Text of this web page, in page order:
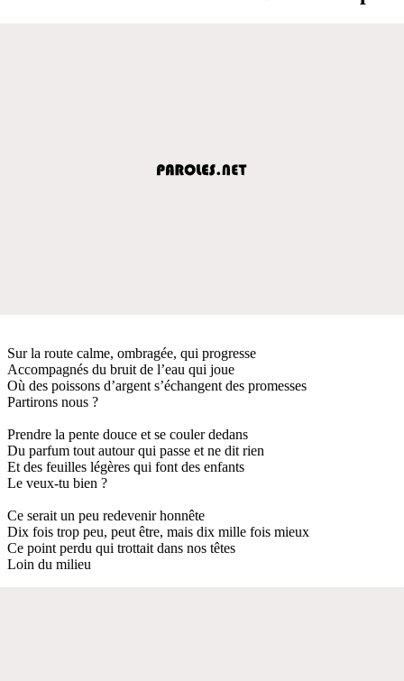
Sur la route calme, ombragée, qui progresse
Accompagnés du bruit de l’eau qui joue
Où des poissons d’argent s’échangent des promesses
Partirons nous ?
Prendre la pente douce et se couler dedans
Du parfum tout autour qui passe et ne dit rien
Et des feuilles légères qui font des enfants
Le veux-tu bien ?
Ce serait un peu redevenir honnête
Dix fois trop peu, peut être, mais dix mille fois mieux
Ce point perdu qui trottait dans nos têtes
Loin du milieu